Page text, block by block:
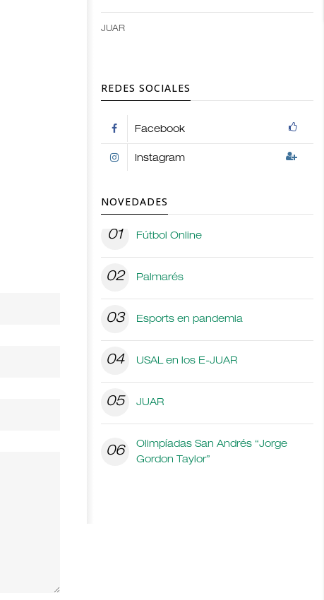
JUAR
REDES SOCIALES
Facebook
Instagram
NOVEDADES
01 Fútbol Online
02 Palmarés
03 Esports en pandemia
04 USAL en los E-JUAR
05 JUAR
06
Olimpíadas San Andrés “Jorge
Gordon Taylor”